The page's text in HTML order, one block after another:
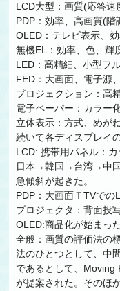
LCD大型：画質(応答速
PDP：効率、高画質(階
OLED：テレビ表示、
無機EL：効率、色、輝
LED：高精細、小型フ
FED：大画面、電子源
プロジェクション：高
電子ペーパー：カラー
立体表示：方式、めが
続いて各ディスプレイ
LCD: 携帯用パネル：
日本→韓国→台湾→中国
急傾斜が起きた。
PDP：大画面ＴTVでの
プロジェクタ：背面投
OLED:商品化が始まった
全般：画質の評価法の
法のひとつとして、中
であるとして、Moving
が提案された。そのほ